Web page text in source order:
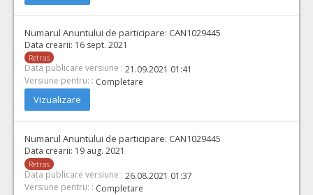
Numarul Anuntului de participare: CAN1029445
Data crearii: 16 sept. 2021
Retras
Data publicare versiune : 21.09.2021 01:41
Versiune pentru: : Completare
Vizualizare
Numarul Anuntului de participare: CAN1029445
Data crearii: 19 aug. 2021
Retras
Data publicare versiune : 26.08.2021 01:37
Versiune pentru: : Completare